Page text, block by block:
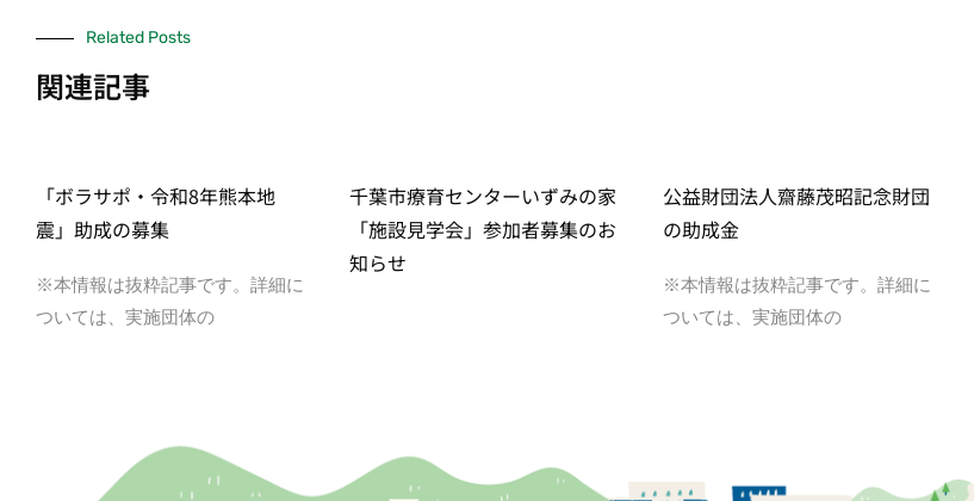
Related Posts
関連記事
「ボラサポ・令和8年熊本地
震」助成の募集
※本情報は抜粋記事です。詳細に
ついては、実施団体の
千葉市療育センターいずみの家
「施設見学会」参加者募集のお
知らせ
公益財団法人齋藤茂昭記念財団
の助成金
※本情報は抜粋記事です。詳細に
ついては、実施団体の